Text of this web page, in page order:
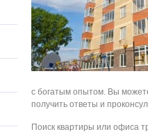
с богатым опытом. Вы
получить ответы и
Поиск квартиры или офиса